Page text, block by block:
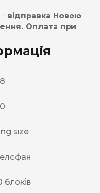
відправка Новою
Оплата при
size
блоків